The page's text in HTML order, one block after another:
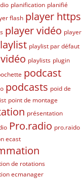
planification planifié
flash player https
player vidéo player
playlist par défaut
playlists plugin
podcast
podcasts poid de
point de montage
présentation
Pro.radio pro.raido
ecast
de rotations
ecmanager